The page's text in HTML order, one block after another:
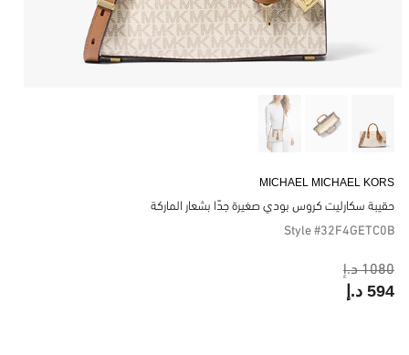
MICHAEL MICHAEL KORS
حقيبة سكارليت كروس بودي صغيرة جدًا بشعار الماركة
Style #32F4GETC0B
1080 د.إ
594 د.إ